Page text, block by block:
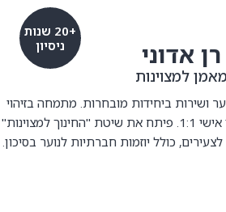
+20 שנות
ניסיון
רן אדוני
מאמן למצוינות
ושירות ביחידות מובחרות. מתמחה בזיהוי
דפוסי חשיבה ובהובלת שינוי אישי 1:1. פיתח את שיטת "החינוך למצוינות"
לצעירים, כולל יוזמות חברתיות לנוער בסיכון.